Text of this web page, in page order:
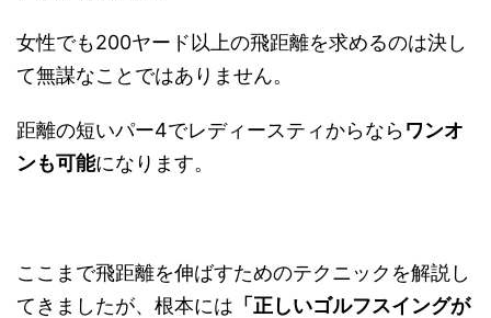
女性でも200ヤード以上の飛距離を求めるのは決し
て無謀なことではありません。
距離の短いパー4でレディースティからならワンオ
ンも可能になります。
ここまで飛距離を伸ばすためのテクニックを解説し
てきましたが、根本には 「正しいゴルフスイングが